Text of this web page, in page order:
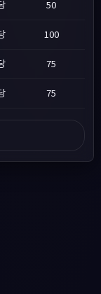
50
100
75
75